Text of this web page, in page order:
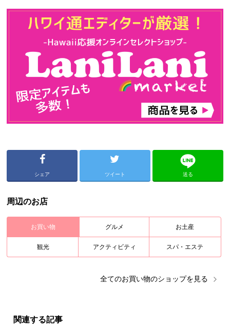
シェア ツイート 送る
周辺のお店
お買い物 グルメ お土産
観光 アクティビティ スパ・エステ
全てのお買い物のショップを見る
関連する記事